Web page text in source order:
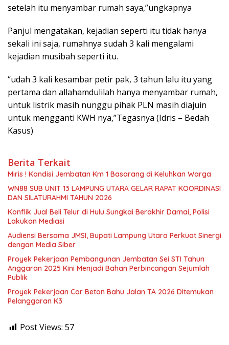
setelah itu menyambar rumah saya,”ungkapnya
Panjul mengatakan, kejadian seperti itu tidak hanya
sekali ini saja, rumahnya sudah 3 kali mengalami
kejadian musibah seperti itu.
“udah 3 kali kesambar petir pak, 3 tahun lalu itu yang
pertama dan allahamdulilah hanya menyambar rumah,
untuk listrik masih nunggu pihak PLN masih diajuin
untuk mengganti KWH nya,”Tegasnya (Idris – Bedah
Kasus)
Berita Terkait
Miris ! Kondisi Jembatan Km 1 Basarang di Keluhkan Warga
WN88 SUB UNIT 13 LAMPUNG UTARA GELAR RAPAT KOORDINASI
DAN SILATURAHMI TAHUN 2026
Konflik Jual Beli Telur di Hulu Sungkai Berakhir Damai, Polisi
Lakukan Mediasi
Audiensi Bersama JMSI, Bupati Lampung Utara Perkuat Sinergi
dengan Media Siber
Proyek Pekerjaan Pembangunan Jembatan Sei STI Tahun
Anggaran 2025 Kini Menjadi Bahan Perbincangan Sejumlah
Publik
Proyek Pekerjaan Cor Beton Bahu Jalan TA 2026 Ditemukan
Pelanggaran K3
Post Views: 57